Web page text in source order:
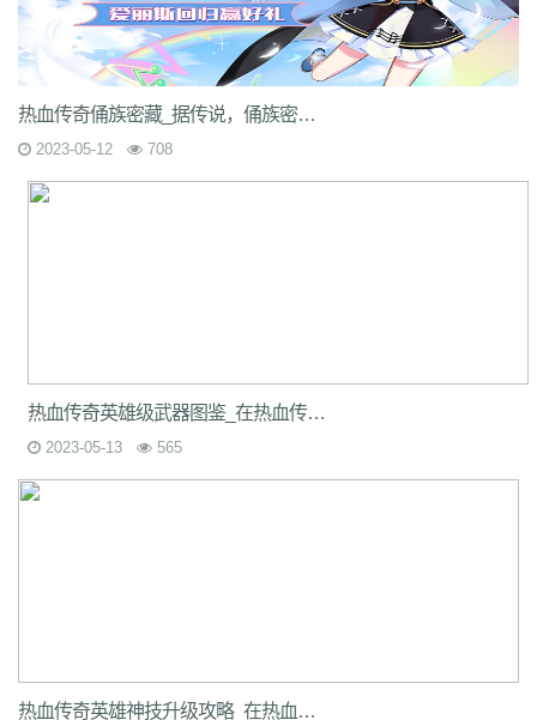
热血传奇俑族密藏_据传说，俑族密藏是一个包含无数宝藏和秘密的地方。
2023-05-12 708
热血传奇英雄级武器图鉴_在热血传奇sf游戏中，武器是游戏中最重要的道具之一。
2023-05-13 565
热血传奇英雄神技升级攻略_在热血传奇sf游戏中，英雄们拥有独特的技能，这些技能不